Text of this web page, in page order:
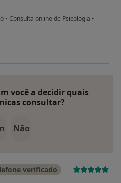
• Consulta online de Psicologia •
você a decidir quais
consultar?
Não
verificado